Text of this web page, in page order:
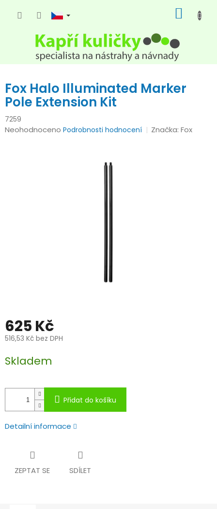
KOŠÍK
Fox Halo Illuminated Marker
Pole Extension Kit
7259
Průměrné
Neohodnoceno Podrobnosti hodnocení Značka:Fox
625 Kč
516,53 Kč bez DPH
cena:
Skladem
Přidat do košíku
Detailní informace
ZEPTAT SE SDÍLET